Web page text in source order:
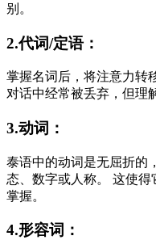
别。
2.代词/定语：
掌握名词后，将注意力转
对话中经常被丢弃，但理
3.动词：
泰语中的动词是无屈折的
态、数字或人称。 这使
掌握。
4.形容词：